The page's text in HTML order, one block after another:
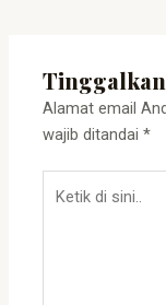
Alamat email
wajib ditandai*